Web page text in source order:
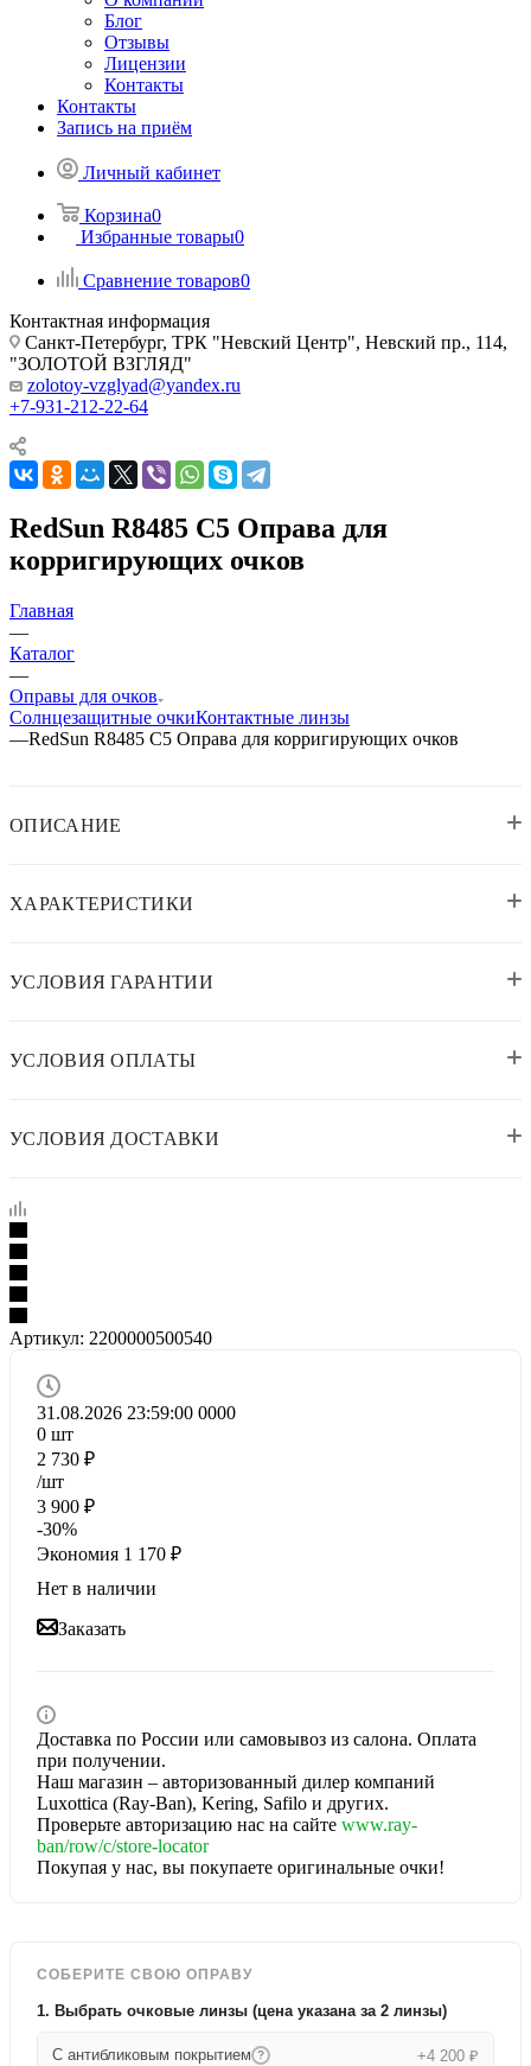
Блог
Отзывы
Лицензии
Контакты
Контакты
Запись на приём
Личный кабинет
Корзина0
Избранные товары0
Сравнение товаров0
Контактная информация
Санкт-Петербург, ТРК "Невский Центр", Невский пр., 114,
"ЗОЛОТОЙ ВЗГЛЯД"
zolotoy-vzglyad@yandex.ru
+7-931-212-22-64
RedSun R8485 C5 Оправа для
корригирующих очков
Главная
—
Каталог
—
Оправы для очков
Солнцезащитные очкиКонтактные линзы
—RedSun R8485 C5 Оправа для корригирующих очков
ОПИСАНИЕ
ХАРАКТЕРИСТИКИ
УСЛОВИЯ ГАРАНТИИ
УСЛОВИЯ ОПЛАТЫ
УСЛОВИЯ ДОСТАВКИ
Артикул: 2200000500540
31.08.2026 23:59:00 0000
0 шт
2 730 ₽
/шт
3 900 ₽
-30%
Экономия 1 170 ₽
Нет в наличии
Заказать
Доставка по России или самовывоз из салона. Оплата
при получении.
Наш магазин – авторизованный дилер компаний
Luxottica (Ray-Ban), Kering, Safilo и других.
Проверьте авторизацию нас на сайте www.ray-
ban/row/c/store-locator
Покупая у нас, вы покупаете оригинальные очки!
СОБЕРИТЕ СВОЮ ОПРАВУ
1. Выбрать очковые линзы (цена указана за 2 линзы)
С антибликовым покрытием ? +4 200 ₽